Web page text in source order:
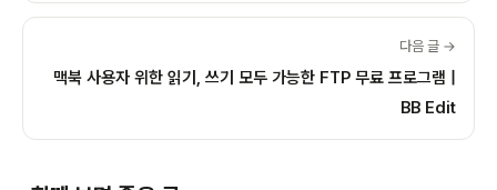
다음 글 →
맥북 사용자 위한 읽기, 쓰기 모두 가능한 FTP 무료 프로그램 |
BB Edit